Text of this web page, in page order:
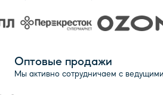
Оптовые продажи
Мы активно сотрудничаем с